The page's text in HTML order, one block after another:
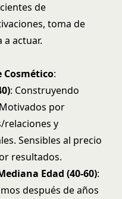
de
toma de
a actuar.
Cosmético:
: Construyendo
por
relaciones y
Sensibles al precio
resultados.
Edad (40-60):
después de años